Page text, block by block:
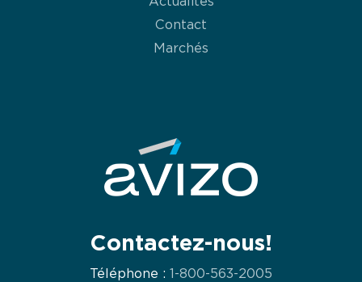
Contact
Marchés
Contactez-nous!
Téléphone : 1-800-563-2005